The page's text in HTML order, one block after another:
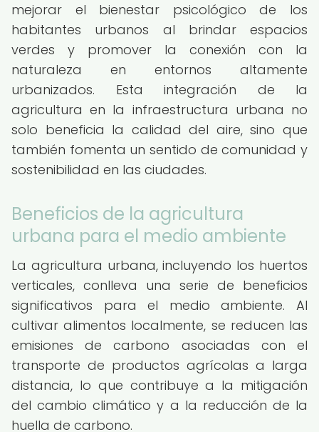
mejorar el bienestar psicológico de los
habitantes urbanos al brindar espacios
verdes y promover la conexión con la
naturaleza en entornos altamente
urbanizados. Esta integración de la
agricultura en la infraestructura urbana no
solo beneficia la calidad del aire, sino que
también fomenta un sentido de comunidad y
sostenibilidad en las ciudades.
Beneficios de la agricultura
urbana para el medio ambiente
La agricultura urbana, incluyendo los huertos
verticales, conlleva una serie de beneficios
significativos para el medio ambiente. Al
cultivar alimentos localmente, se reducen las
emisiones de carbono asociadas con el
transporte de productos agrícolas a larga
distancia, lo que contribuye a la mitigación
del cambio climático y a la reducción de la
huella de carbono.